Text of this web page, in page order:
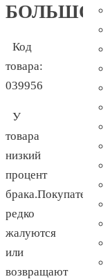
БОЛЬШОЙ
Код
товара:
039956
У
товара
низкий
процент
брака.Покупатели
редко
жалуются
или
возвращают